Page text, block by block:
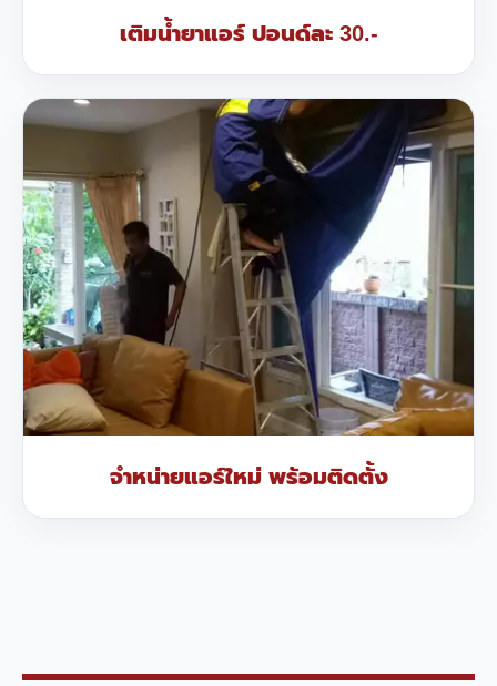
เติมน้ำยาแอร์ ปอนด์ละ 30.-
จำหน่ายแอร์ใหม่ พร้อมติดตั้ง